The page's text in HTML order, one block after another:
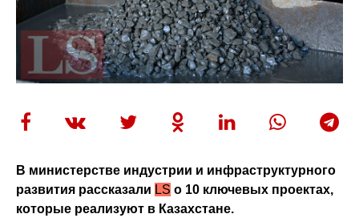
В министерстве индустрии и инфраструктурного
развития рассказали LS о 10 ключевых проектах,
которые реализуют в Казахстане.